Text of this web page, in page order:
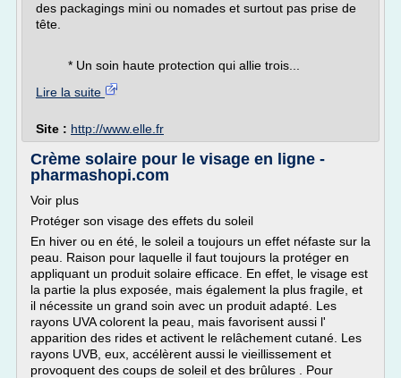
des packagings mini ou nomades et surtout pas prise de
tête.
* Un soin haute protection qui allie trois...
Lire la suite
Site : http://www.elle.fr
Crème solaire pour le visage en ligne -
pharmashopi.com
Voir plus
Protéger son visage des effets du soleil
En hiver ou en été, le soleil a toujours un effet néfaste sur la
peau. Raison pour laquelle il faut toujours la protéger en
appliquant un produit solaire efficace. En effet, le visage est
la partie la plus exposée, mais également la plus fragile, et
il nécessite un grand soin avec un produit adapté. Les
rayons UVA colorent la peau, mais favorisent aussi l'
apparition des rides et activent le relâchement cutané. Les
rayons UVB, eux, accélèrent aussi le vieillissement et
provoquent des coups de soleil et des brûlures . Pour